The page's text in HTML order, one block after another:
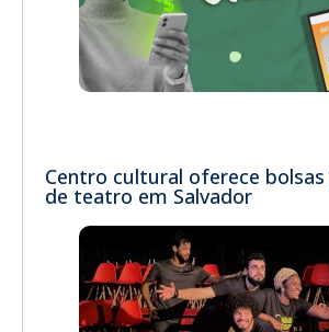
Centro cultural oferece
de teatro em Salvador